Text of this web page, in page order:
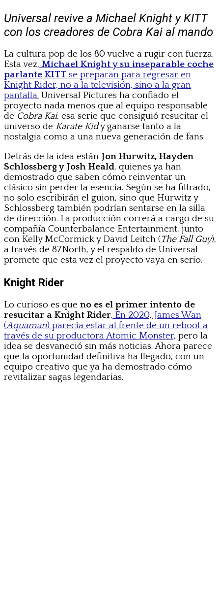
Universal revive a Michael Knight y KITT
con los creadores de Cobra Kai al mando
La cultura pop de los 80 vuelve a rugir con fuerza.
Esta vez, Michael Knight y su inseparable coche
parlante KITT se preparan para regresar en
Knight Rider, no a la televisión, sino a la gran
pantalla. Universal Pictures ha confiado el
proyecto nada menos que al equipo responsable
de Cobra Kai, esa serie que consiguió resucitar el
universo de Karate Kidy ganarse tanto a la
nostalgia como a una nueva generación de fans.
Detrás de la idea están Jon Hurwitz, Hayden
Schlossberg y Josh Heald, quienes ya han
demostrado que saben cómo reinventar un
clásico sin perder la esencia. Según se ha filtrado,
no solo escribirán el guion, sino que Hurwitz y
Schlossberg también podrían sentarse en la silla
de dirección. La producción correrá a cargo de su
compañía Counterbalance Entertainment, junto
con Kelly McCormick y David Leitch (The Fall Guy),
a través de 87North, y el respaldo de Universal
promete que esta vez el proyecto vaya en serio.
Knight Rider
Lo curioso es que no es el primer intento de
resucitar a Knight Rider. En 2020, James Wan
(Aquaman) parecía estar al frente de un reboot a
través de su productora Atomic Monster, pero la
idea se desvaneció sin más noticias. Ahora parece
que la oportunidad definitiva ha llegado, con un
equipo creativo que ya ha demostrado cómo
revitalizar sagas legendarias.